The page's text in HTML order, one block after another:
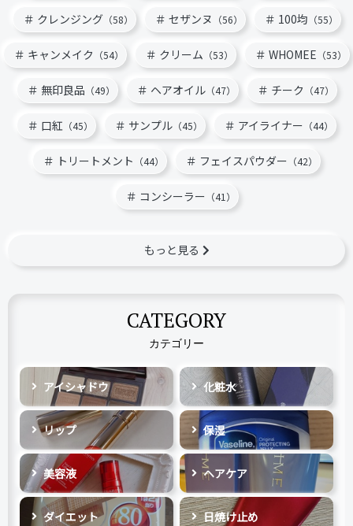
クレンジング（58） セザンヌ （56） 100均 （55）
キャンメイク （54） クリーム （53） WHOMEE （53）
無印良品 （49） ヘアオイル（47） チーク （47）
口紅 （45） サンプル （45） アイライナー （44）
トリートメント （44） フェイスパウダー （42）
コンシーラー （41）
もっと見る
CATEGORY
カテゴリー
アイシャドウ 化粧水
リップ 保湿
美容液 ヘアケア
ダイエット 日焼け止め